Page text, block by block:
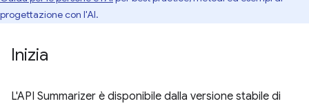
progettazione con l'AI.
Inizia
L'API Summarizer è disponibile dalla versione stabile di